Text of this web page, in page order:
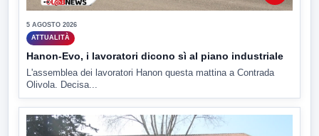
5 AGOSTO 2026
ATTUALITÀ
Hanon-Evo, i lavoratori dicono sì al piano industriale
L'assemblea dei lavoratori Hanon questa mattina a Contrada
Olivola. Decisa...